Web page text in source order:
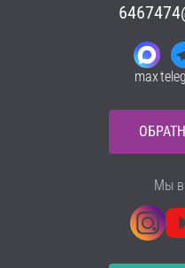
max
Мы в